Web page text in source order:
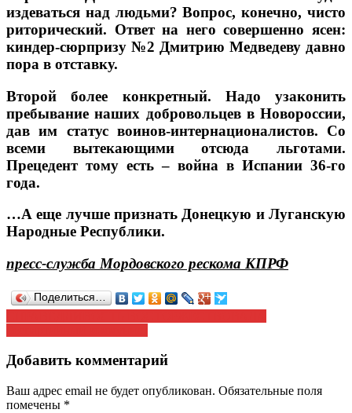
издеваться над людьми? Вопрос, конечно, чисто
риторический. Ответ на него совершенно ясен:
киндер-сюрпризу №2 Дмитрию Медведеву давно
пора в отставку.
Второй более конкретный. Надо узаконить
пребывание наших добровольцев в Новороссии,
дав им статус воинов-интернационалистов. Со
всеми вытекающими отсюда льготами.
Прецедент тому есть – война в Испании 36-го
года.
…А еще лучше признать Донецкую и Луганскую
Народные Республики.
пресс-служба Мордовского рескома КПРФ
Поделиться…
Навигация
по
записям
Добавить комментарий
Ваш адрес email не будет опубликован. Обязательные поля
помечены *